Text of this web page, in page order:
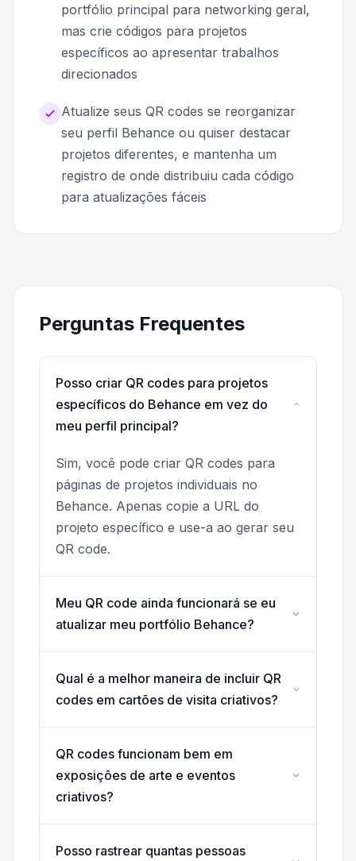
portfólio principal para networking geral,
mas crie códigos para projetos
específicos ao apresentar trabalhos
direcionados
Atualize seus QR codes se reorganizar
seu perfil Behance ou quiser destacar
projetos diferentes, e mantenha um
registro de onde distribuiu cada código
para atualizações fáceis
Perguntas Frequentes
Posso criar QR codes para projetos
específicos do Behance em vez do
meu perfil principal?
Sim, você pode criar QR codes para
páginas de projetos individuais no
Behance. Apenas copie a URL do
projeto específico e use-a ao gerar seu
QR code.
Meu QR code ainda funcionará se eu
atualizar meu portfólio Behance?
Qual é a melhor maneira de incluir QR
codes em cartões de visita criativos?
QR codes funcionam bem em
exposições de arte e eventos
criativos?
Posso rastrear quantas pessoas